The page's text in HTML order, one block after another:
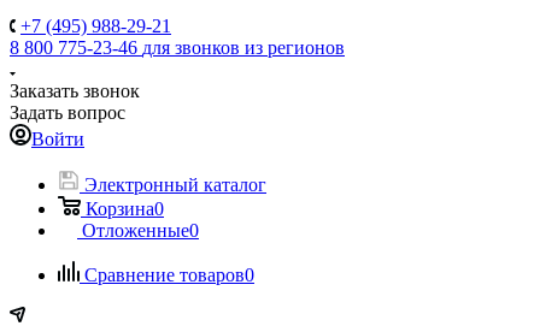
+7 (495) 988-29-21
8 800 775-23-46 для звонков из регионов
Заказать звонок
Задать вопрос
Войти
Электронный каталог
Корзина0
Отложенные0
Сравнение товаров0